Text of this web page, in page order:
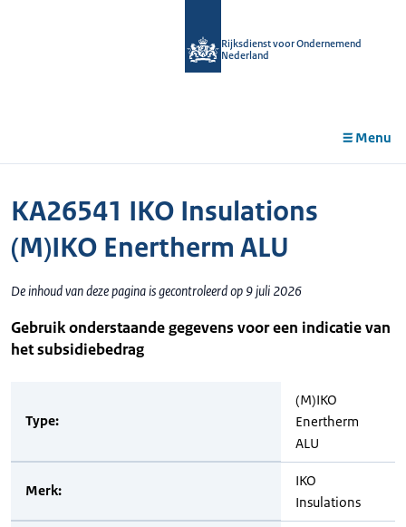
Rijksdienst voor Ondernemend
Nederland
Menu
KA26541 IKO Insulations
(M)IKO Enertherm ALU
De inhoud van deze pagina is gecontroleerd op 9 juli 2026
Gebruik onderstaande gegevens voor een indicatie van
het subsidiebedrag
Type:
(M)IKO
Enertherm
ALU
Merk:
IKO
Insulations